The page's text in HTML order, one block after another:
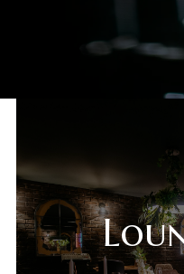
Novi Sad
Online shop
Beograd